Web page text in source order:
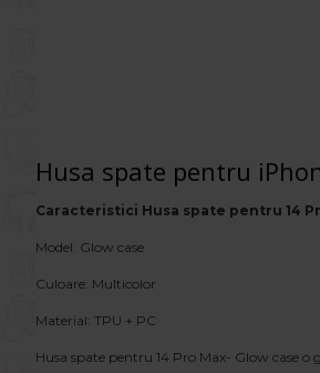
Husa spate pentru
Caracteristici Husa spate pentru 14
Model: Glow case
Culoare: Multicolor
Material: TPU + PC
Husa spate pentru 14 Pro Max- Glow case